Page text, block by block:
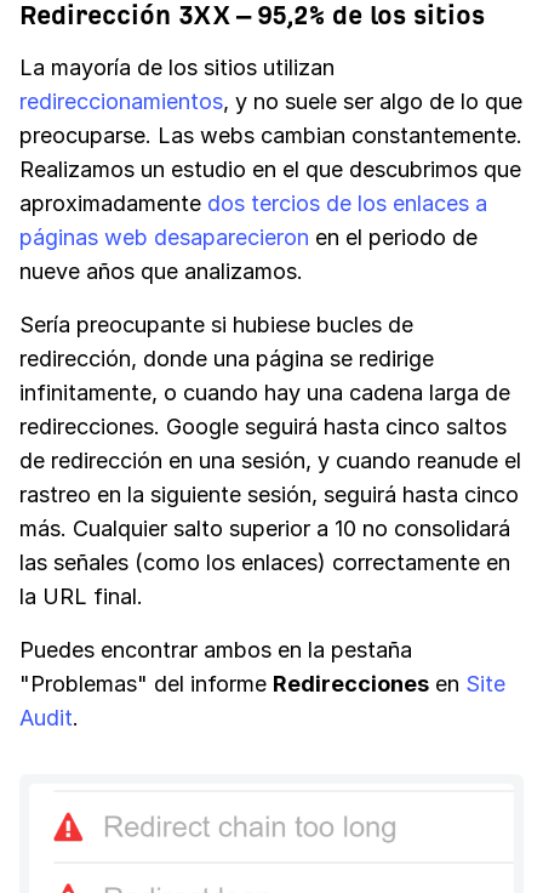
Redirección 3XX – 95,2% de los sitios
La mayoría de los sitios utilizan
redireccionamientos, y no suele ser algo de lo que
preocuparse. Las webs cambian constantemente.
Realizamos un estudio en el que descubrimos que
aproximadamente dos tercios de los enlaces a
páginas web desaparecieron en el periodo de
nueve años que analizamos.
Sería preocupante si hubiese bucles de
redirección, donde una página se redirige
infinitamente, o cuando hay una cadena larga de
redirecciones. Google seguirá hasta cinco saltos
de redirección en una sesión, y cuando reanude el
rastreo en la siguiente sesión, seguirá hasta cinco
más. Cualquier salto superior a 10 no consolidará
las señales (como los enlaces) correctamente en
la URL final.
Puedes encontrar ambos en la pestaña
"Problemas" del informe Redirecciones en Site
Audit.